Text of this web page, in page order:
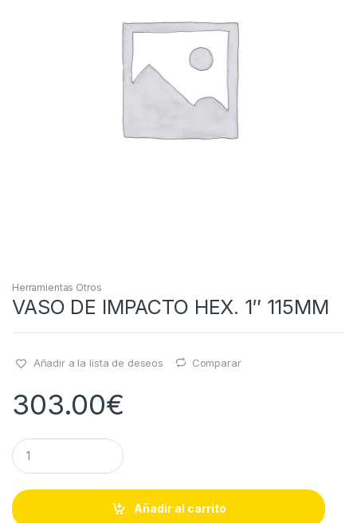
Herramientas Otros
VASO DE IMPACTO HEX. 1″ 115MM
Añadir a la lista de deseos Comparar
303.00€
Q
u
a
t
i
Añadir al carrito